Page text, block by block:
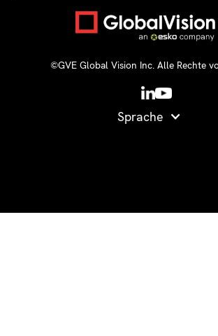
©GVE Global Vision Inc. Alle Rechte
Sprache